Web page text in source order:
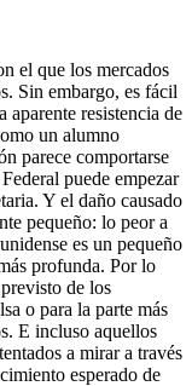
el que los mercados
Sin embargo, es fácil
aparente resistencia de
un alumno
parece comportarse
puede empezar
Y el daño causado
pequeño: lo peor a
es un pequeño
profunda. Por lo
de los
o para la parte más
E incluso aquellos
a mirar a través
esperado de